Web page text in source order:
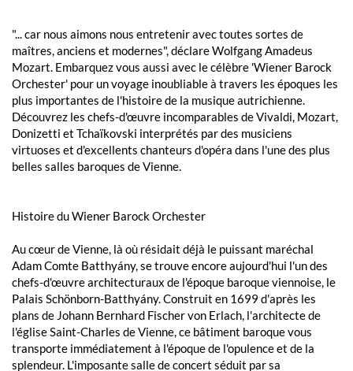
"... car nous aimons nous entretenir avec toutes sortes de
maîtres, anciens et modernes", déclare Wolfgang Amadeus
Mozart. Embarquez vous aussi avec le célèbre 'Wiener Barock
Orchester' pour un voyage inoubliable à travers les époques les
plus importantes de l'histoire de la musique autrichienne.
Découvrez les chefs-d'œuvre incomparables de Vivaldi, Mozart,
Donizetti et Tchaïkovski interprétés par des musiciens
virtuoses et d'excellents chanteurs d'opéra dans l'une des plus
belles salles baroques de Vienne.
Histoire du Wiener Barock Orchester
Au cœur de Vienne, là où résidait déjà le puissant maréchal
Adam Comte Batthyány, se trouve encore aujourd'hui l'un des
chefs-d'œuvre architecturaux de l'époque baroque viennoise, le
Palais Schönborn-Batthyány. Construit en 1699 d'après les
plans de Johann Bernhard Fischer von Erlach, l'architecte de
l'église Saint-Charles de Vienne, ce bâtiment baroque vous
transporte immédiatement à l'époque de l'opulence et de la
splendeur. L'imposante salle de concert séduit par sa